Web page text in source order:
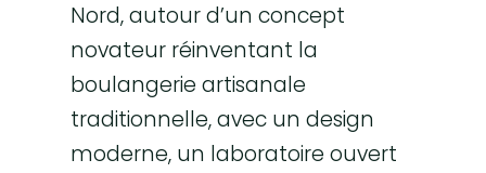
Nord, autour d’un concept
novateur réinventant la
boulangerie artisanale
traditionnelle, avec un design
moderne, un laboratoire ouvert